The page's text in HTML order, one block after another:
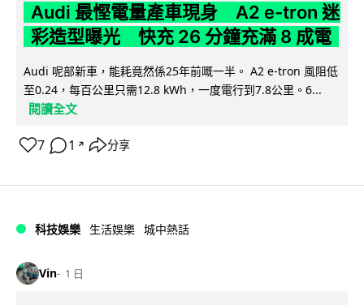
Audi 最慳電量產車現身 A2 e-tron 迷
彩造型曝光 快充 26 分鐘充滿 8 成電
Audi 呢部新車，能耗竟然係25年前嘅一半。 A2 e-tron 風阻低
至0.24，每百公里只需12.8 kWh，一度電行到7.8公里。6...
閱讀全文
7 1 ↗ 分享
科技娛樂 生活娛樂 城中熱話
Vin 1 日